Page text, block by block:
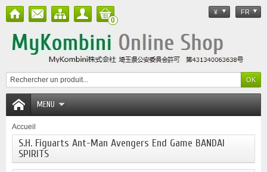
¥ FR
0
MENU
Accueil
S.H. Figuarts Ant-Man Avengers End Game BANDAI
SPIRITS